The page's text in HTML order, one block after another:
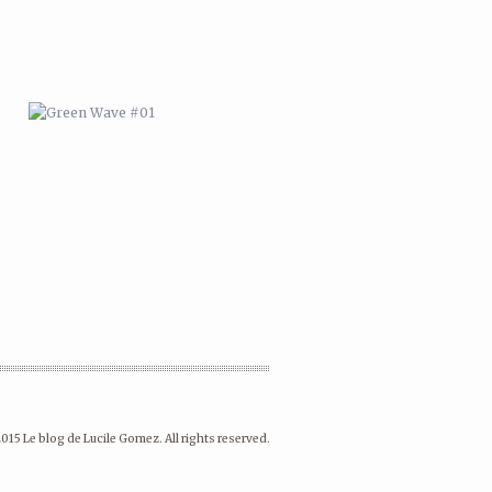
Le blog de Lucile Gomez. All rights reserved.